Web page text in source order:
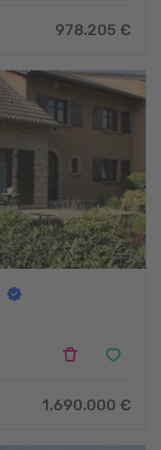
978.205 €
1.690.000 €